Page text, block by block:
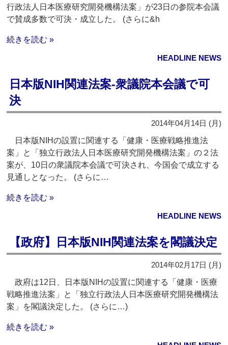
行政法人日本医療研究開発機構法案」が23日の参院本会議
で賛成多数で可決・成立した。 (さらに&h
続きを読む »
HEADLINE NEWS
日本版NIH関連法案‐衆議院本会議で可
決
2014年04月14日 (月)
日本版NIHの設置に関連する「健康・医療戦略推進法
案」と「独立行政法人日本医療研究開発機構法案」の２法
案が、10日の衆議院本会議で可決され、今国会で成立する
見通しとなった。 (さらに…
続きを読む »
HEADLINE NEWS
【政府】日本版NIH関連法案を閣議決定
2014年02月17日 (月)
政府は12日、日本版NIHの設置に関連する「健康・医療
戦略推進法案」と「独立行政法人日本医療研究開発機構法
案」を閣議決定した。 (さらに…)
続きを読む »